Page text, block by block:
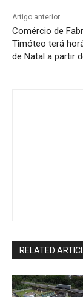
Artigo anterior
Comércio de
Timóteo terá
de Natal a partir
RELATED